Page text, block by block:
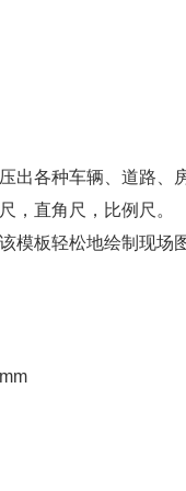
出各种车辆、道路、
，直角尺，比例尺。
模板轻松地绘制现场图